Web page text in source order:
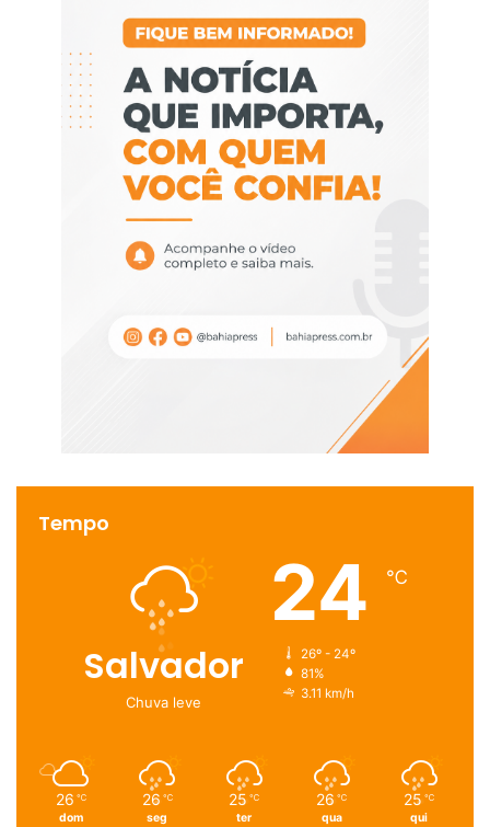
Tempo
Salvador
Chuva leve
24 ℃
26º - 24º
81%
3.11 km/h
26 ℃
dom
26 ℃
seg
25 ℃
ter
26 ℃
qua
25 ℃
qui